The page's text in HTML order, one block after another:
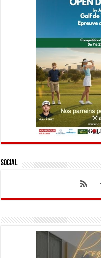
Social